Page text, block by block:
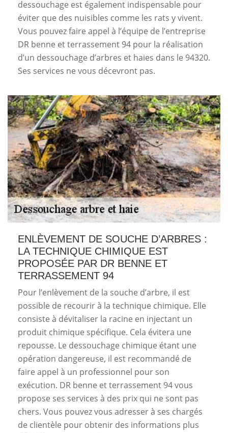
dessouchage est également indispensable pour
éviter que des nuisibles comme les rats y vivent.
Vous pouvez faire appel à l’équipe de l’entreprise
DR benne et terrassement 94 pour la réalisation
d’un dessouchage d’arbres et haies dans le 94320.
Ses services ne vous décevront pas.
ENLÈVEMENT DE SOUCHE D’ARBRES :
LA TECHNIQUE CHIMIQUE EST
PROPOSÉE PAR DR BENNE ET
TERRASSEMENT 94
Pour l’enlèvement de la souche d’arbre, il est
possible de recourir à la technique chimique. Elle
consiste à dévitaliser la racine en injectant un
produit chimique spécifique. Cela évitera une
repousse. Le dessouchage chimique étant une
opération dangereuse, il est recommandé de
faire appel à un professionnel pour son
exécution. DR benne et terrassement 94 vous
propose ses services à des prix qui ne sont pas
chers. Vous pouvez vous adresser à ses chargés
de clientèle pour obtenir des informations plus